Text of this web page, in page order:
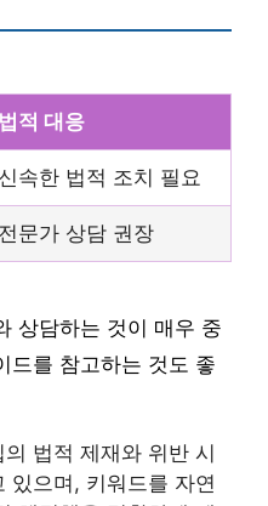
법적 대응
신속한 법적 조치 필요
전문가 상담 권장
상담하는 것이 매우 중
드를 참고하는 것도 좋
법적 제재와 위반 시
있으며, 키워드를 자연